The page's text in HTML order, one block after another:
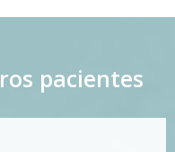
pacientes